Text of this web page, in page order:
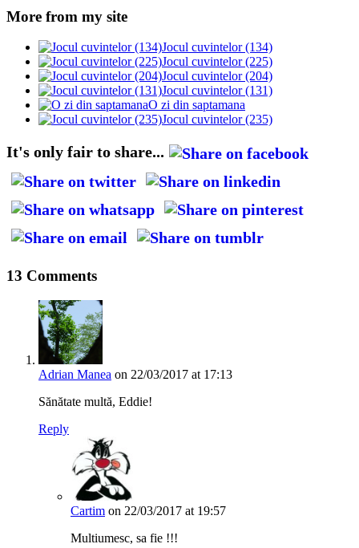
More from my site
Jocul cuvintelor (134)
Jocul cuvintelor (225)
Jocul cuvintelor (204)
Jocul cuvintelor (131)
O zi din saptamana
Jocul cuvintelor (235)
It's only fair to share...
13 Comments
Adrian Manea on 22/03/2017 at 17:13
Sănătate multă, Eddie!
Reply
Cartim on 22/03/2017 at 19:57
Multiumesc, sa fie !!!